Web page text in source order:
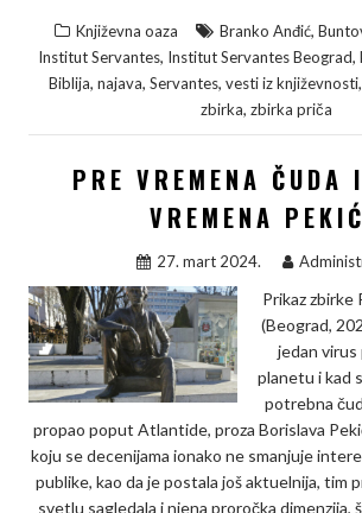
c
e
o
i
t
r
n
k
e
n
p
y
L
n
k
Književna oaza Branko Anđić,
Institut Servantes, Institut Servantes Beograd,
Biblija, najava, Servantes, vesti iz književnosti,
zbirka, zbirka priča
PRE VREMENA ČUDA
VREMENA
27. mart 2024.
Prikaz zbirke
(Beograd,
jedan virus
planetu i kad
potrebna
propao poput Atlantide, proza Borislava
koju se decenijama ionako ne smanjuje
publike, kao da je postala još aktuelnija, tim
svetlu sagledala i njena proročka dimenzija,